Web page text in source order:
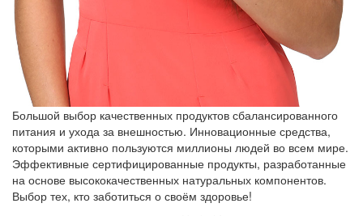
Большой выбор качественных продуктов сбалансированного
питания и ухода за внешностью. Инновационные средства,
которыми активно пользуются миллионы людей во всем мире.
Эффективные сертифицированные продукты, разработанные
на основе высококачественных натуральных компонентов.
Выбор тех, кто заботиться о своём здоровье!